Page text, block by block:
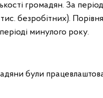
громадян. За
безробітних).
минулого року.
були